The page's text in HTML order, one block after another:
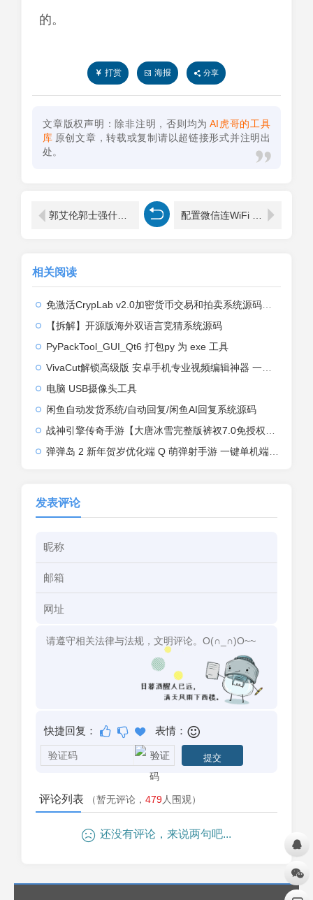
的。
打赏 海报 分享
文章版权声明：除非注明，否则均为 AI虎哥的工具
库 原创文章，转载或复制请以超链接形式并注明出
处。
郭艾伦郭士强什么关系（郭艾伦和郭士强是一家人吗） 配置微信连WiFi 微信wifi一键连
相关阅读
免激活CrypLab v2.0加密货币交易和拍卖系统源码，前台新增中文后台全部汉化
【拆解】开源版海外双语言竞猜系统源码
PyPackTool_GUI_Qt6 打包py 为 exe 工具
VivaCut解锁高级版 安卓手机专业视频编辑神器 一键式AI加持
电脑 USB摄像头工具
闲鱼自动发货系统/自动回复/闲鱼AI回复系统源码
战神引擎传奇手游【大唐冰雪完整版裤衩7.0免授权】2026整理特色服务端+寒冬之城+万象古城+天威大陆+大唐盛世【站长亲测】
弹弹岛 2 新年贺岁优化端 Q 萌弹射手游 一键单机端 + Linux 手工端 + GM 后台 + 安卓 iOS 双端带教程
发表评论
快捷回复： 表情：
评论列表 （暂无评论， 479人围观）
还没有评论，来说两句吧...